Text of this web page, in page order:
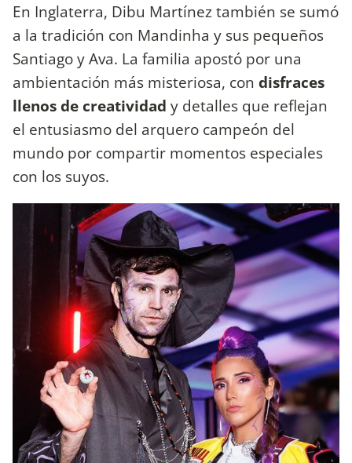
En Inglaterra, Dibu Martínez también se sumó
a la tradición con Mandinha y sus pequeños
Santiago y Ava. La familia apostó por una
ambientación más misteriosa, con disfraces
llenos de creatividad y detalles que reflejan
el entusiasmo del arquero campeón del
mundo por compartir momentos especiales
con los suyos.